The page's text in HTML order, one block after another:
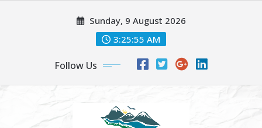
Sunday, 9 August 2026
3:25:57 AM
Follow Us